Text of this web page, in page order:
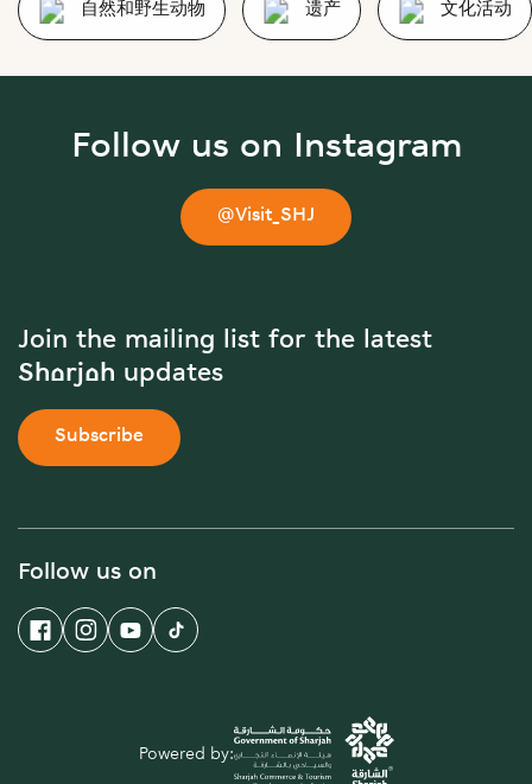
自然和野生动物 遗产 文化活动
Follow us on Instagram
@Visit_SHJ
Join the mailing list for the latest
Sharjah updates
Subscribe
Follow us on
Powered by: